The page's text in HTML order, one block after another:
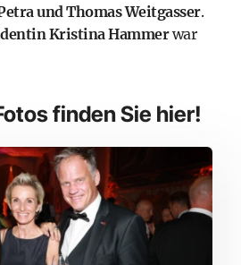
und Thomas Weitgasser.
Kristina Hammerwar
finden Sie hier!